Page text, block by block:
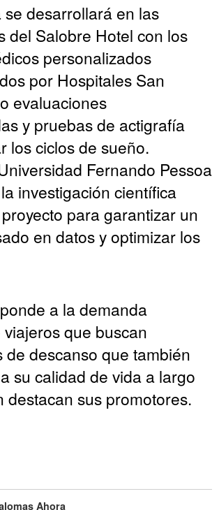
se desarrollará en las
del Salobre Hotel con los
personalizados
por Hospitales San
evaluaciones
y pruebas de actigrafía
los ciclos de sueño.
Fernando Pessoa
investigación científica
para garantizar un
en datos y optimizar los
a la demanda
que buscan
de descanso que también
su calidad de vida a largo
destacan sus promotores.
Ahora